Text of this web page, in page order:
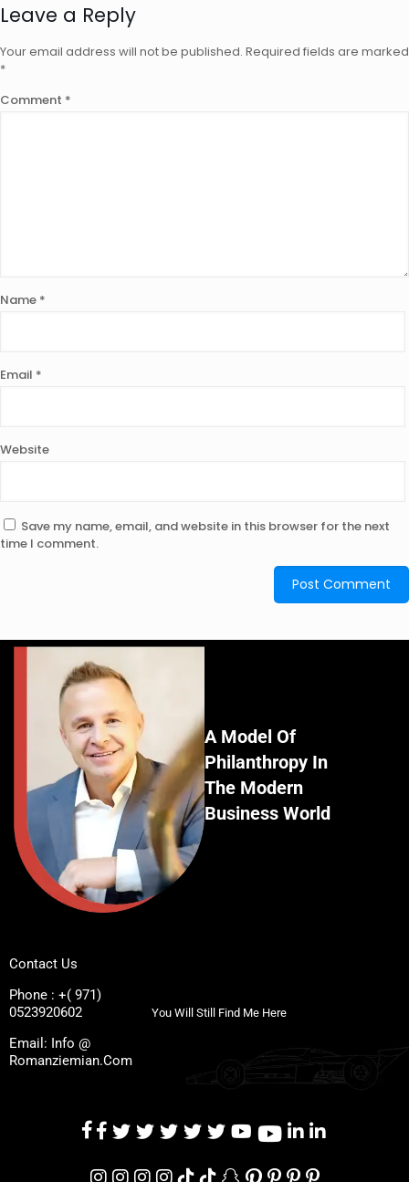
Leave a Reply
Your email address will not be published. Required fields are marked
*
Comment *
Name *
Email *
Website
Save my name, email, and website in this browser for the next
time I comment.
A Model Of
Philanthropy In
The Modern
Business World
Contact Us
Phone : +( 971)
0523920602
Email: Info @
Romanziemian.Com
You Will Still Find Me Here